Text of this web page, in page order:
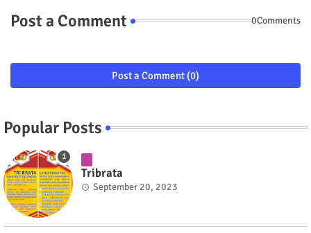
Post a Comment 0Comments
Post a Comment (0)
Popular Posts
Tribrata
September 20, 2023